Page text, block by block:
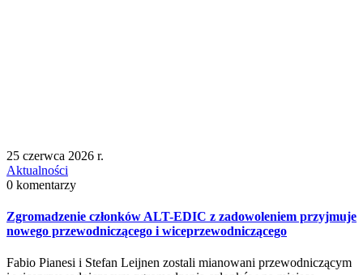
25 czerwca 2026 r.
Aktualności
0 komentarzy
Zgromadzenie członków ALT-EDIC z zadowoleniem przyjmuje
nowego przewodniczącego i wiceprzewodniczącego
Fabio Pianesi i Stefan Leijnen zostali mianowani przewodniczącym